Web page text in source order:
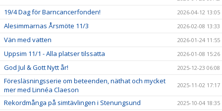
19/4 Dag för Barncancerfonden! 2026-04-12 13:05
Alesimmarnas Årsmöte 11/3 2026-02-08 13:33
Vän med vatten 2026-01-24 11:55
Uppsim 11/1 - Alla platser tilssatta 2026-01-08 15:26
God Jul & Gott Nytt år! 2025-12-23 06:08
Föresläsningsserie om beteenden, näthat och mycket
mer med Linnéa Claeson
2025-11-02 17:17
Rekordmånga på simtävlingen i Stenungsund 2025-10-04 18:35